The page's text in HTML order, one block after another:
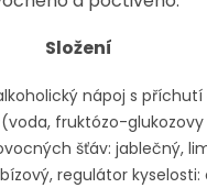
Složení
nápoj s
fruktózo-glukozovy
šťáv: jablečný,
regulátor